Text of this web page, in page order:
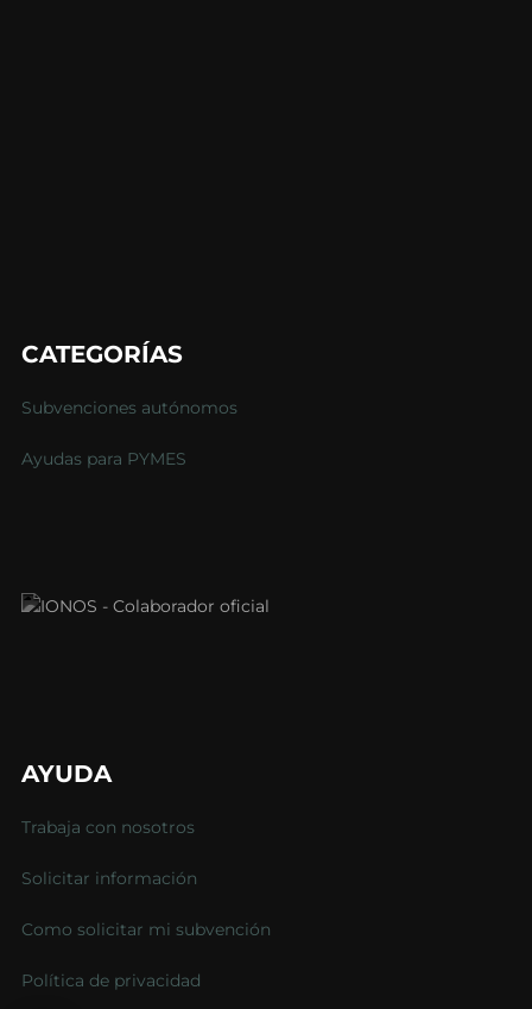
CATEGORÍAS
Subvenciones autónomos
Ayudas para PYMES
AYUDA
Trabaja con nosotros
Solicitar información
Como solicitar mi subvención
Política de privacidad